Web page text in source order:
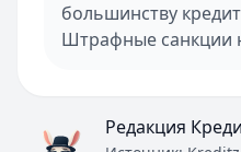
большинству
Штрафные санкции
Редакция